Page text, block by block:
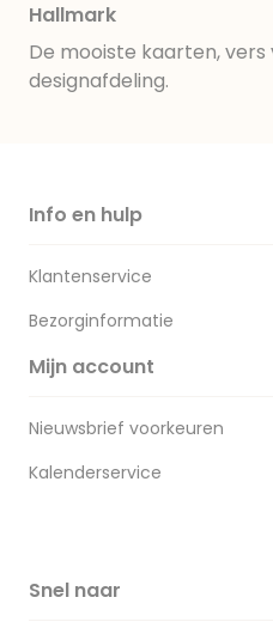
Hallmark
De mooiste kaarten, vers
designafdeling.
Info en hulp
Klantenservice
Bezorginformatie
Mijn account
Nieuwsbrief voorkeuren
Kalenderservice
Snel naar